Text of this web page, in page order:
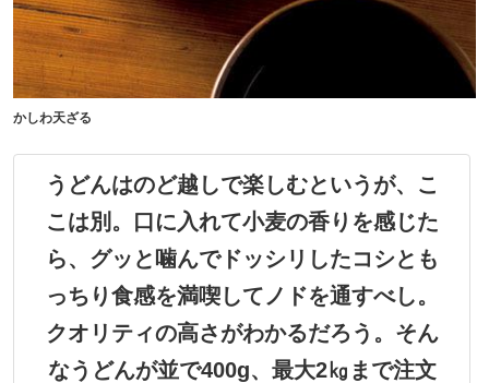
かしわ天ざる
うどんはのど越しで楽しむというが、こ
こは別。口に入れて小麦の香りを感じた
ら、グッと噛んでドッシリしたコシとも
っちり食感を満喫してノドを通すべし。
クオリティの高さがわかるだろう。そん
なうどんが並で400g、最大2㎏まで注文